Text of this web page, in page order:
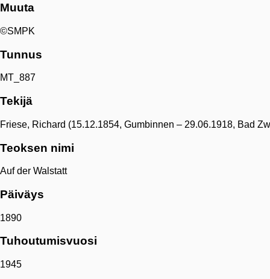
Muuta
©SMPK
Tunnus
MT_887
Tekijä
Friese, Richard (15.12.1854, Gumbinnen – 29.06.1918, Bad
Teoksen nimi
Auf der Walstatt
Päiväys
1890
Tuhoutumisvuosi
1945